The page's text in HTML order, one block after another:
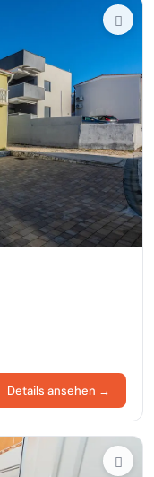
Details ansehen →